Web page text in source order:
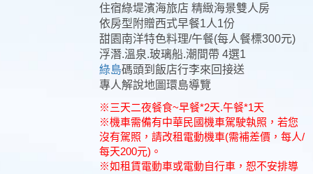
住宿綠堤濱海旅店 精緻海景雙人房
依房型附贈西式早餐1人1份
甜園南洋特色料理/午餐(每人餐標300元)
浮潛.溫泉.玻璃船.潮間帶 4選1
綠島碼頭到飯店行李來回接送
專人解說地圖環島導覽
※三天二夜餐食~早餐*2天.午餐*1天
※機車需備有中華民國機車駕駛執照，若您
沒有駕照，請改租電動機車(需補差價，每人/
每天200元)。
※如租賃電動車或電動自行車，恕不安排導